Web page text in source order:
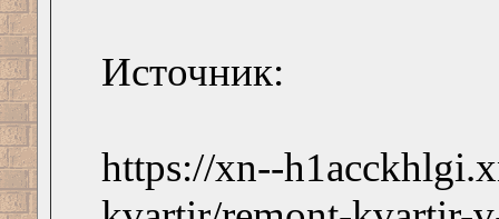
Источник:
https://xn--